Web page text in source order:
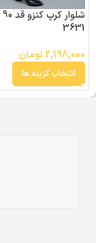
3631
2,198,000تومان
انتخاب گزینه ها